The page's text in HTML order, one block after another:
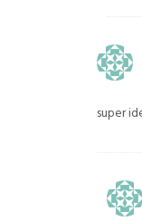
super